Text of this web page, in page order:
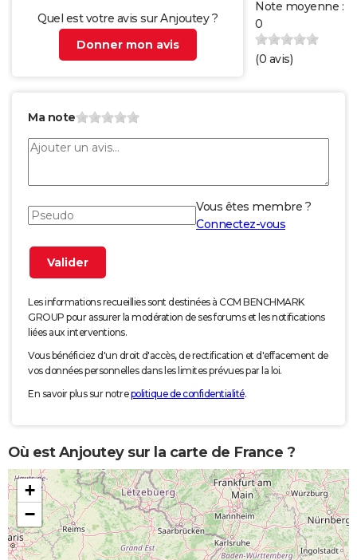
Quel est votre avis sur Anjoutey ?
Donner mon avis
Note moyenne :
0
(0 avis)
Ma note
Vous êtes membre ?
Connectez-vous
Les informations recueillies sont destinées à CCM BENCHMARK
GROUP pour assurer la modération de ses forums et les notifications
liées aux interventions.
Vous bénéficiez d'un droit d'accès, de rectification et d'effacement de
vos données personnelles dans les limites prévues par la loi.
En savoir plus sur notrepolitique de confidentialité.
Où est Anjoutey sur la carte de France ?
+
−